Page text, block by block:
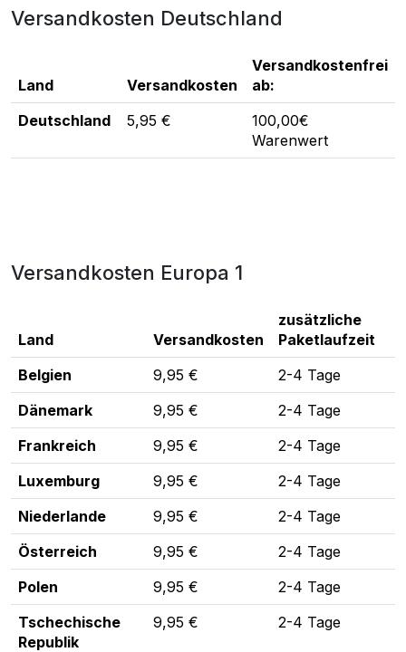
Versandkosten Deutschland
Land Versandkosten
Versandkostenfrei
ab:
Deutschland
5,95 €
100,00€
Warenwert
Versandkosten Europa 1
Land Versandkosten
zusätzliche
Paketlaufzeit
Belgien
9,95 €
2-4 Tage
Dänemark
9,95 €
2-4 Tage
Frankreich
9,95 €
2-4 Tage
Luxemburg
9,95 €
2-4 Tage
Niederlande
9,95 €
2-4 Tage
Österreich
9,95 €
2-4 Tage
Polen
9,95 €
2-4 Tage
Tschechische
Republik
9,95 € 2-4 Tage